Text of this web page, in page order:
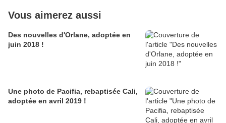
Vous aimerez aussi
Des nouvelles d'Orlane, adoptée en
juin 2018 !
Une photo de Pacifia, rebaptisée Cali,
adoptée en avril 2019 !